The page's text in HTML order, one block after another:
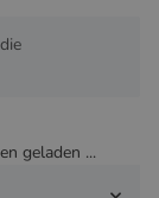
geladen ...